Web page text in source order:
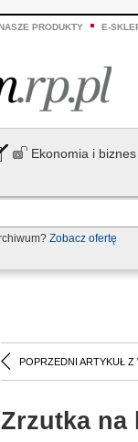
PRODUKTY E-
Ekonomia i biznes
Zobacz ofertę
POPRZEDNI ARTYKUŁ Z
Zrzutka na